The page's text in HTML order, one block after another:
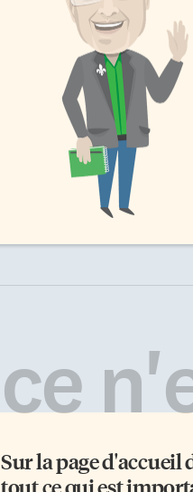
ce
Sur la page d'accueil
tout ce qui est